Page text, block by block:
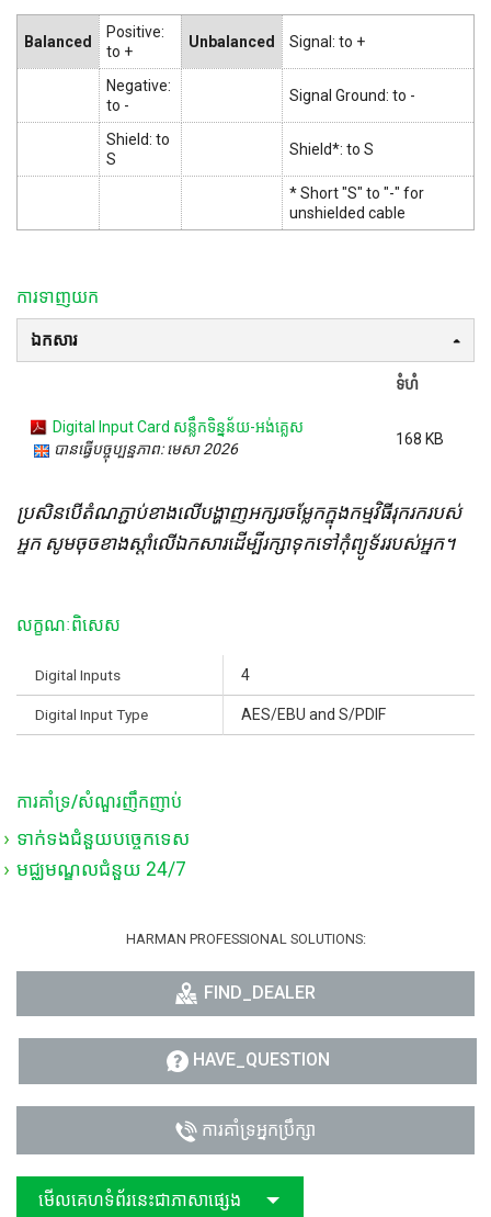
Balanced
Positive:
to +
Unbalanced Signal: to +
Negative:
to -
Signal Ground: to -
Shield: to
S
Shield*: to S
* Short "S" to "-" for
unshielded cable
ការទាញយក
ឯកសារ
ទំហំ
Digital Input Card សន្លឹកទិន្នន័យ-អង់គ្លេស
បានធ្វើបច្ចុប្បន្នភាព: មេសា 2026
168 KB
ប្រសិនបើតំណភ្ជាប់ខាងលើបង្ហាញអក្សរចម្លែកក្នុងកម្មវិធីរុករករបស់
អ្នក សូមចុចខាងស្តាំលើឯកសារដើម្បីរក្សាទុកទៅកុំព្យូទ័ររបស់អ្នក។
លក្ខណៈពិសេស
Digital Inputs 4
Digital Input Type AES/EBU and S/PDIF
ការគាំទ្រ/សំណួរញឹកញាប់
ទាក់ទងជំនួយបច្ចេកទេស
មជ្ឈមណ្ឌលជំនួយ 24/7
HARMAN PROFESSIONAL SOLUTIONS:
FIND_DEALER
HAVE_QUESTION
ការគាំទ្រអ្នកប្រឹក្សា
មើលគេហទំព័រនេះជាភាសាផ្សេង